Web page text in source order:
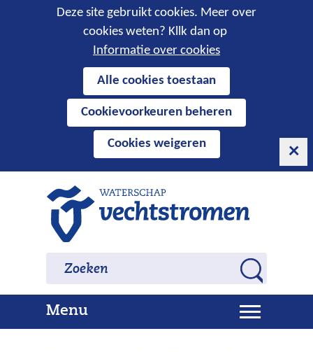
Cookies
toestaan?
Deze site gebruikt cookies. Meer over
cookies weten? Kllk dan op
Informatie over cookies
cookies
deze
website
worden
toegestaan
geweigerd.
Alle cookies toestaan
Cookievoorkeuren beheren
Cookies weigeren
naar
o
e
Zoeken Zoeken
MenuU
i